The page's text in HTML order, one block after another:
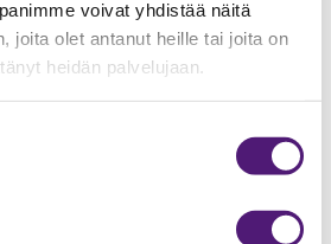
voivat yhdistää näitä
joita olet antanut heille tai joita on
heidän palvelujaan.
Hinta 16€